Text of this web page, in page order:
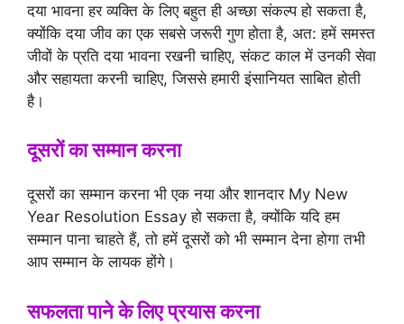
दया भावना हर व्यक्ति के लिए बहुत ही अच्छा संकल्प हो सकता है,
क्योंकि दया जीव का एक सबसे जरूरी गुण होता है, अत: हमें समस्त
जीवों के प्रति दया भावना रखनी चाहिए, संकट काल में उनकी सेवा
और सहायता करनी चाहिए, जिससे हमारी इंसानियत साबित होती
है।
दूसरों का सम्मान करना
दूसरों का सम्मान करना भी एक नया और शानदार My New
Year Resolution Essay हो सकता है, क्योंकि यदि हम
सम्मान पाना चाहते हैं, तो हमें दूसरों को भी सम्मान देना होगा तभी
आप सम्मान के लायक होंगे।
सफलता पाने के लिए प्रयास करना